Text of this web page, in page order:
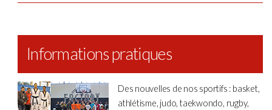
Informations pratiques
Des nouvelles de nos sportifs : basket,
athlétisme, judo, taekwondo, rugby,